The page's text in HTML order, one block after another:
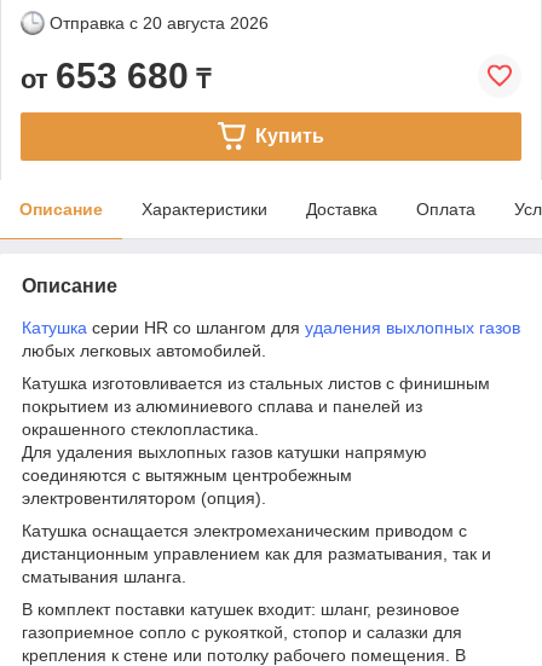
Отправка с 20 августа 2026
от 653 680 ₸
Купить
Описание Характеристики Доставка Оплата
Описание
Катушка серии HR со шлангом для удаления выхлопных газов
любых легковых автомобилей.
Катушка изготовливается из стальных листов с финишным
покрытием из алюминиевого сплава и панелей из
окрашенного стеклопластика.
Для удаления выхлопных газов катушки напрямую
соединяются с вытяжным центробежным
электровентилятором (опция).
Катушка оснащается электромеханическим приводом с
дистанционным управлением как для разматывания, так и
сматывания шланга.
В комплект поставки катушек входит: шланг, резиновое
газоприемное сопло с рукояткой, стопор и салазки для
крепления к стене или потолку рабочего помещения. В